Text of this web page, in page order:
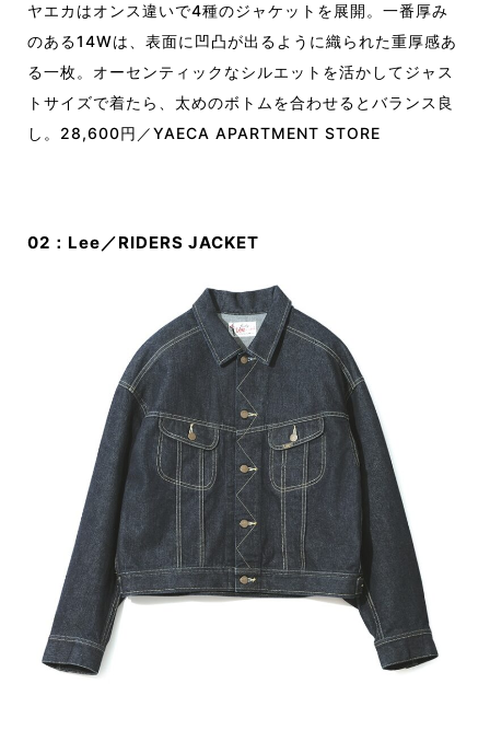
ヤエカはオンス違いで4種のジャケットを展開。一番厚み
のある14Wは、表面に凹凸が出るように織られた重厚感あ
る一枚。オーセンティックなシルエットを活かしてジャス
トサイズで着たら、太めのボトムを合わせるとバランス良
し。28,600円／YAECA APARTMENT STORE
02：Lee／RIDERS JACKET